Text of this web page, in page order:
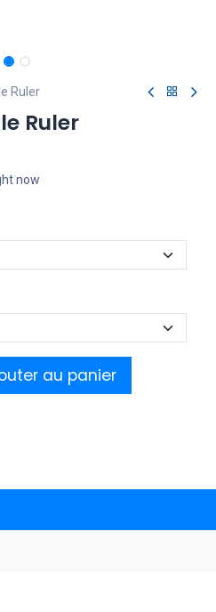
Ruler
Ruler
now
au panier